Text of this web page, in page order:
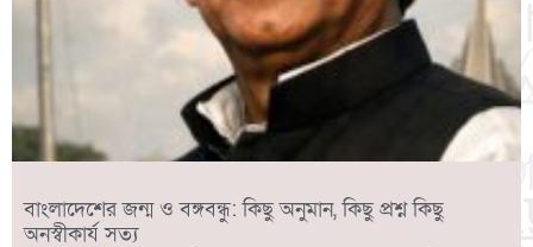
বাংলাদেশের জন্ম ও বঙ্গবন্ধু: কিছু অনুমান, কিছু প্রশ্ন কিছু
অনস্বীকার্য সত্য